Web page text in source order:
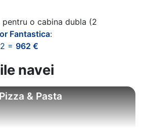
o cabina dubla (2
Fantastica:
= 962 €
navei
& Pasta